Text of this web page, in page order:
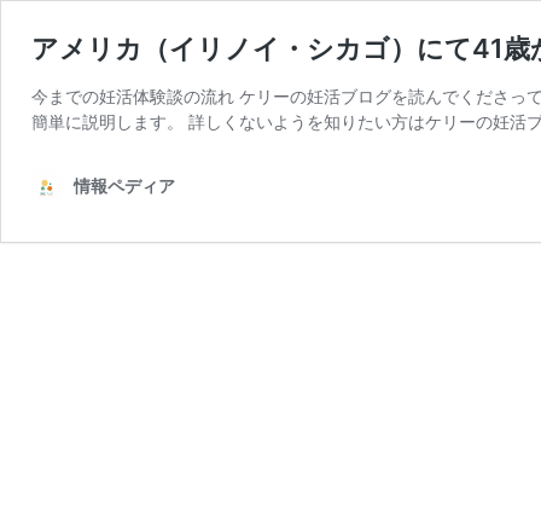
アメリカ（イリノイ・シカゴ）にて41歳
今までの妊活体験談の流れ ケリーの妊活ブログを読んでくださ
簡単に説明します。 詳しくないようを知りたい方はケリーの妊
情報ペディア